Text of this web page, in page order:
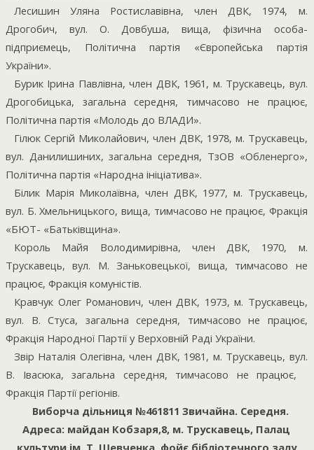
Лесишин Уляна Ростиславівна, член ДВК, 1974, м.
Дрогобич, вул. О. Довбуша, вища, фізична особа-
підприємець, Політична партія «Європейська партія
України».
Бурик Ірина Павлівна, член ДВК, 1961, м. Трускавець, вул.
Дрогобицька, загальна середня, тимчасово не працює,
Політична партія «Молодь до ВЛАДИ».
Гілюк Сергій Миколайович, член ДВК, 1978, м. Трускавець,
вул. Данилишиних, загальна середня, ТзОВ «Обленерго»,
Політична партія «Народна ініціатива».
Білик Марія Миколаївна, член ДВК, 1977, м. Трускавець,
вул. Б. Хмельницького, вища, тимчасово не працює, Фракція
«БЮТ- «Батьківщина».
Король Майя Володимирівна, член ДВК, 1970, м.
Трускавець, вул. М. Заньковецької, вища, тимчасово не
працює, Фракція комуністів.
Кравчук Олег Романович, член ДВК, 1973, м. Трускавець,
вул. В. Стуса, загальна середня, тимчасово не працює,
Фракція Народної Партії у Верховній Раді України.
Звір Наталія Олегівна, член ДВК, 1981, м. Трускавець, вул.
В. Івасюка, загальна середня, тимчасово не працює,
Фракція Партії регіонів.
Виборча дільниця №461811 Звичайна. Середня.
Адреса: майдан Кобзаря,8, м. Трускавець, Палац
культури ім. Т. Шевченка, фойє бібліотечного залу